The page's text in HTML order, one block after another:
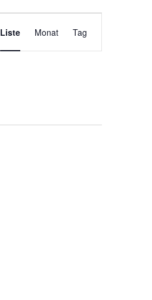
ANSICHTEN-
Liste Monat Tag